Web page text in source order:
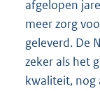
afgelopen
meer zorg
geleverd. De
zeker als het
kwaliteit, nog